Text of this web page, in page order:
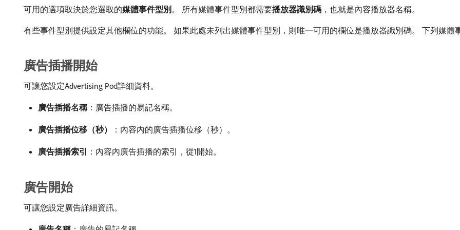
可用的選項取決於您選取的​媒體事件型別 。 所有媒體事件型別都需要​播放器識別碼 ，也就是內容播放器名稱。
有些事件型別提供設定其他欄位的功能。 如果此處未列出媒體事件型別，則唯一可用的欄位是播放器識別碼。 下列媒體
廣告插播開始
可讓您設定Advertising Pod詳細資料。
廣告插播名稱：廣告插播的易記名稱。
廣告插播位移（秒） ：內容內的廣告插播位移（秒）。
廣告插播索引 ：內容內廣告插播的索引，從1開始。
廣告開始
可讓您設定廣告詳細資訊。